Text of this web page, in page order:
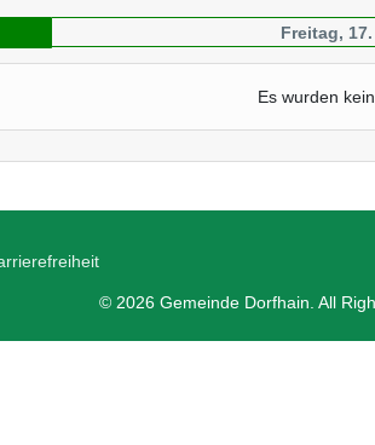
Freitag,
Es wurden
© 2026 Gemeinde Dorfhain. All